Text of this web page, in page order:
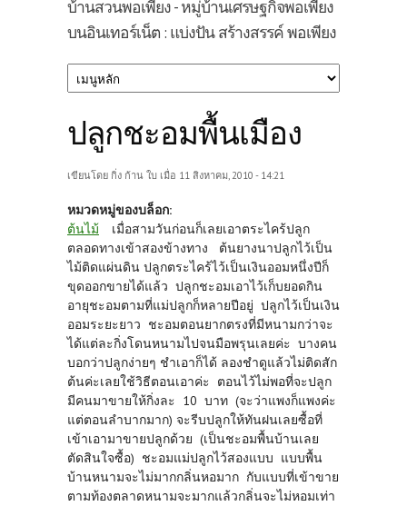
บ้านสวนพอเพียง - หมู่บ้านเศรษฐกิจพอเพียง
บนอินเทอร์เน็ต : แบ่งปัน สร้างสรรค์ พอเพียง
ปลูกชะอมพื้นเมือง
เขียนโดย กิ่ง ก้าน ใบ เมื่อ 11 สิงหาคม, 2010 - 14:21
หมวดหมู่ของบล็อก:
ต้นไม้
เมื่อสามวันก่อนก็เลยเอาตระไคร้ปลูก
ตลอดทางเข้าสองข้างทาง ต้นยางนาปลูกไว้เป็น
ไม้ติดแผ่นดิน ปลูกตระไคร้ไว้เป็นเงินออมหนึ่งปีก็
ขุดออกขายได้แล้ว ปลูกชะอมเอาไว้เก็บยอดกิน
อายุชะอมตามที่แม่ปลูกก็หลายปีอยู่ ปลูกไว้เป็นเงิน
ออมระยะยาว ชะอมตอนยากตรงที่มีหนามกว่าจะ
ได้แต่ละกิ่งโดนหนามไปจนมือพรุนเลยค่ะ บางคน
บอกว่าปลูกง่ายๆ ชำเอาก็ได้ ลองชำดูแล้วไม่ติดสัก
ต้นค่ะเลยใช้วิธีตอนเอาค่ะ ตอนไว้ไม่พอที่จะปลูก
มีคนมาขายให้กิ่งละ 10 บาท (จะว่าแพงก็แพงค่ะ
แต่ตอนลำบากมาก) จะรีบปลูกให้ทันฝนเลยซื้อที่
เข้าเอามาขายปลูกด้วย (เป็นชะอมพื้นบ้านเลย
ตัดสินใจซื้อ) ชะอมแม่ปลูกไว้สองแบบ แบบพื้น
บ้านหนามจะไม่มากกลิ่นหอมาก กับแบบที่เข้าขาย
ตามท้องตลาดหนามจะมากแล้วกลิ่นจะไม่หอมเท่า